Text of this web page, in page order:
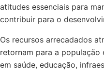
atitudes essenciais para
contribuir para o
Os recursos arrecadados
retornam para a população
em saúde, educação,